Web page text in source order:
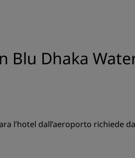
Blu Dhaka
l’hotel dall’aeroporto richiede